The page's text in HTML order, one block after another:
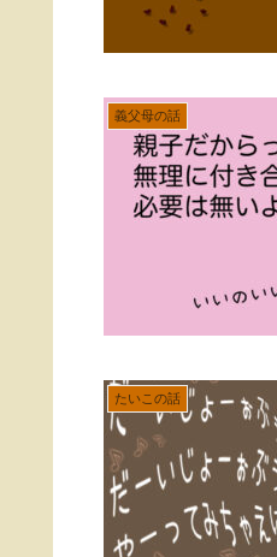
義父母の話
たいこの話